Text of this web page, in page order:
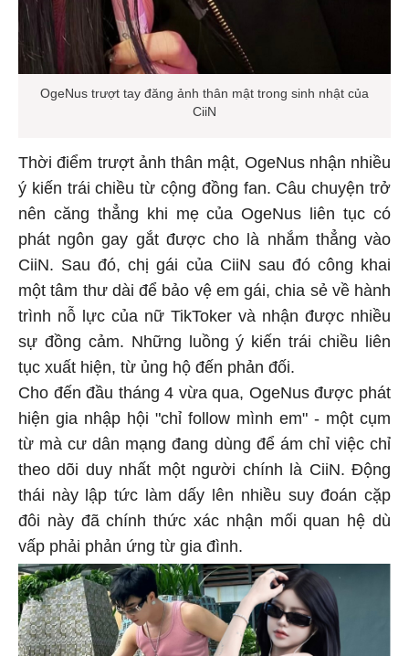
OgeNus trượt tay đăng ảnh thân mật trong sinh nhật của
CiiN
Thời điểm trượt ảnh thân mật, OgeNus nhận nhiều
ý kiến trái chiều từ cộng đồng fan. Câu chuyện trở
nên căng thẳng khi mẹ của OgeNus liên tục có
phát ngôn gay gắt được cho là nhắm thẳng vào
CiiN. Sau đó, chị gái của CiiN sau đó công khai
một tâm thư dài để bảo vệ em gái, chia sẻ về hành
trình nỗ lực của nữ TikToker và nhận được nhiều
sự đồng cảm. Những luồng ý kiến trái chiều liên
tục xuất hiện, từ ủng hộ đến phản đối.
Cho đến đầu tháng 4 vừa qua, OgeNus được phát
hiện gia nhập hội "chỉ follow mình em" - một cụm
từ mà cư dân mạng đang dùng để ám chỉ việc chỉ
theo dõi duy nhất một người chính là CiiN. Động
thái này lập tức làm dấy lên nhiều suy đoán cặp
đôi này đã chính thức xác nhận mối quan hệ dù
vấp phải phản ứng từ gia đình.